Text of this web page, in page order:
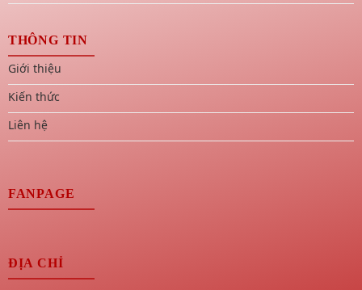
THÔNG TIN
Giới thiệu
Kiến thức
Liên hệ
FANPAGE
ĐỊA CHỈ